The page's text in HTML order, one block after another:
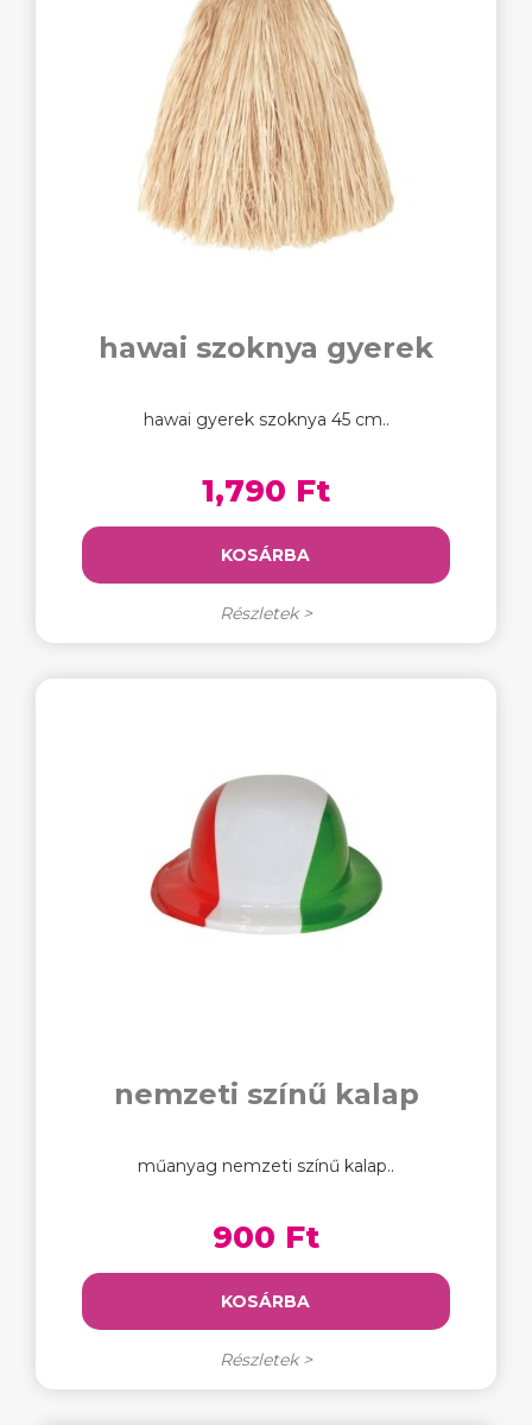
hawai szoknya gyerek
hawai gyerek szoknya 45 cm..
1,790 Ft
KOSÁRBA
Részletek >
nemzeti színű kalap
műanyag nemzeti színű kalap..
900 Ft
KOSÁRBA
Részletek >